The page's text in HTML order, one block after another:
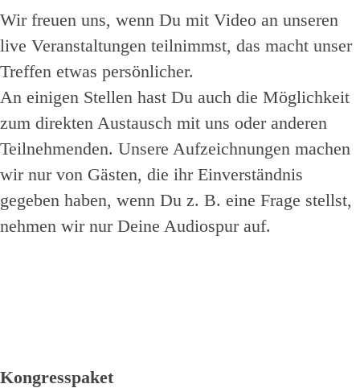
Wir freuen uns, wenn Du mit Video an unseren
live Veranstaltungen teilnimmst, das macht unser
Treffen etwas persönlicher.
An einigen Stellen hast Du auch die Möglichkeit
zum direkten Austausch mit uns oder anderen
Teilnehmenden. Unsere Aufzeichnungen machen
wir nur von Gästen, die ihr Einverständnis
gegeben haben, wenn Du z. B. eine Frage stellst,
nehmen wir nur Deine Audiospur auf.
Kongresspaket